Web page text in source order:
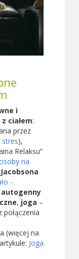
i
ciałem:
przez
),
Relaksu”
na
-
, joga –
połączenia
(więcej na
Joga